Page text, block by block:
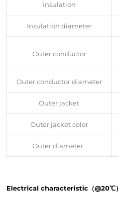
Insulation
Insulation diameter
Outer conductor
Outer conductor diameter
Outer jacket
Outer jacket color
Outer diameter
Electrical characteristic（@20℃）